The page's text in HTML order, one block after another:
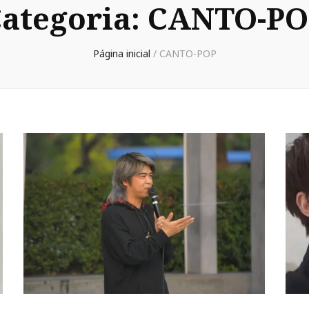
CANTO-
Página inicial / CANTO-POP